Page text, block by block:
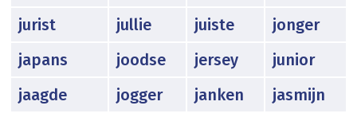
jurist
jullie juiste
jonger
japans
joodse jersey
junior
jaagde
jogger janken jasmijn